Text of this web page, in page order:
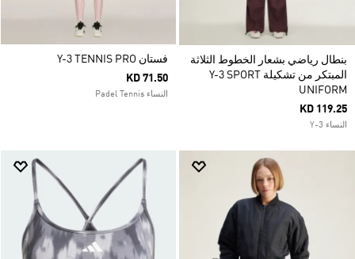
بنطال رياضي بشعار الخطوط الثلاثة
المبتكر من تشكيلة Y-3 SPORT
UNIFORM
KD 119.25
النساء Y-3
فستان Y-3 TENNIS PRO
KD 71.50
النساء Padel Tennis